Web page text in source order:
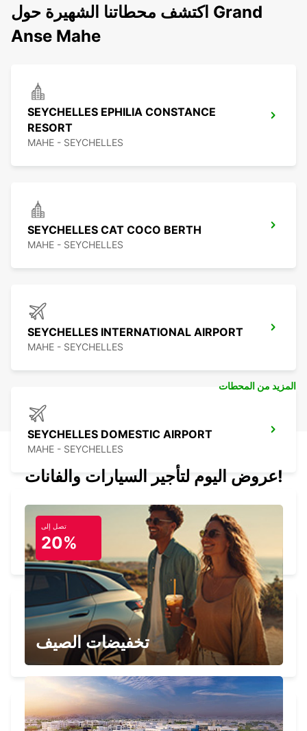
اكتشف محطاتنا الشهيرة حول Grand
Anse Mahe
SEYCHELLES EPHILIA CONSTANCE
RESORT
MAHE - SEYCHELLES
SEYCHELLES CAT COCO BERTH
MAHE - SEYCHELLES
SEYCHELLES INTERNATIONAL AIRPORT
MAHE - SEYCHELLES
SEYCHELLES DOMESTIC AIRPORT
MAHE - SEYCHELLES
SEYCHELLES THE STORY RESORT
MAHE - SEYCHELLES
SEYCHELLES HILTON LABRIZ RESORT
MAHE - SEYCHELLES
المزيد من المحطات
عروض اليوم لتأجير السيارات والفانات!
تصل إلى
20%
تخفيضات الصيف